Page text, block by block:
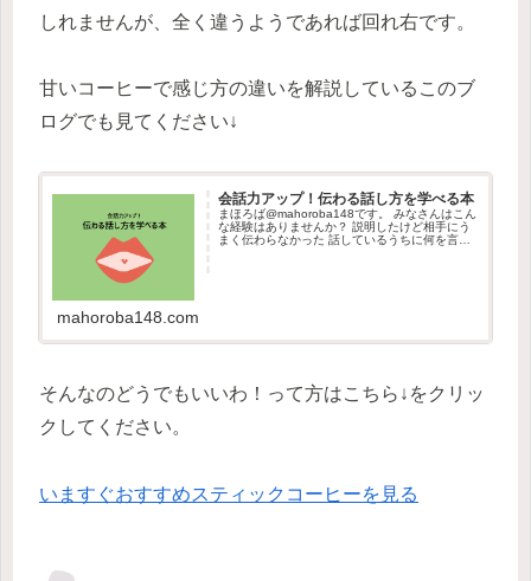
しれませんが、全く違うようであれば回れ右です。
甘いコーヒーで感じ方の違いを解説しているこのブ
ログでも見てください↓
会話力アップ！伝わる話し方を学べる本
まほろば@mahoroba148です。 みなさんはこん
な経験はありませんか？ 説明したけど相手にう
まく伝わらなかった 話しているうちに何を言い
mahoroba148.com
そんなのどうでもいいわ！って方はこちら↓をクリッ
クしてください。
いますぐおすすめスティックコーヒーを見る